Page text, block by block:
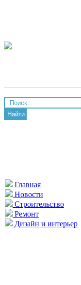
Найти
Главная
Новости
Строительство
Ремонт
Дизайн и интерьер